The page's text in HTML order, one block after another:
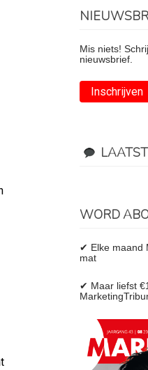
Mis niets!
nieuwsbrief.
Inschrijven
WORD
✔ Elke maand
mat
✔ Maar liefst